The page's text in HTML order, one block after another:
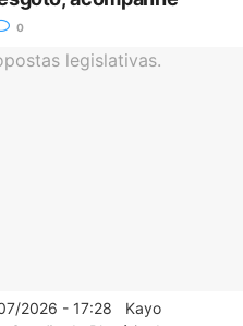
0
2026 - 17:28 Kayo